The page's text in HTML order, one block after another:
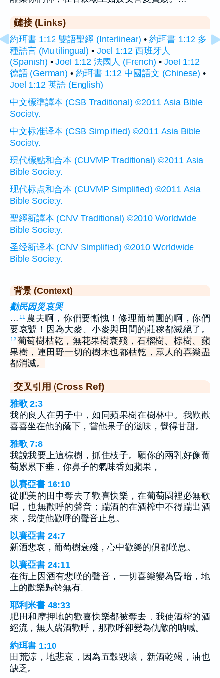
鏈接 (Links)
約珥書 1:12 雙語聖經 (Interlinear) • 約珥書 1:12 多
種語言 (Multilingual) • Joel 1:12 西班牙人
(Spanish) • Joël 1:12 法國人 (French) • Joel 1:12
德語 (German) • 約珥書 1:12 中國語文 (Chinese) •
Joel 1:12 英語 (English)
中文標準譯本 (CSB Traditional) ©2011 Asia Bible
Society.
中文标准译本 (CSB Simplified) ©2011 Asia Bible
Society.
現代標點和合本 (CUVMP Traditional) ©2011 Asia
Bible Society.
现代标点和合本 (CUVMP Simplified) ©2011 Asia
Bible Society.
聖經新譯本 (CNV Traditional) ©2010 Worldwide
Bible Society.
圣经新译本 (CNV Simplified) ©2010 Worldwide
Bible Society.
背景 (Context)
勸民因災哀哭
… 11 農夫啊，你們要慚愧！修理葡萄園的啊，你們
要哀號！因為大麥、小麥與田間的莊稼都滅絕了。
12 葡萄樹枯乾，無花果樹衰殘，石榴樹、棕樹、蘋
果樹，連田野一切的樹木也都枯乾，眾人的喜樂盡
都消滅。
交叉引用 (Cross Ref)
雅歌 2:3
我的良人在男子中，如同蘋果樹在樹林中。我歡歡
喜喜坐在他的蔭下，嘗他果子的滋味，覺得甘甜。
雅歌 7:8
我說我要上這棕樹，抓住枝子。願你的兩乳好像葡
萄累累下垂，你鼻子的氣味香如蘋果，
以賽亞書 16:10
從肥美的田中奪去了歡喜快樂，在葡萄園裡必無歌
唱，也無歡呼的聲音；踹酒的在酒榨中不得踹出酒
來，我使他歡呼的聲音止息。
以賽亞書 24:7
新酒悲哀，葡萄樹衰殘，心中歡樂的俱都嘆息。
以賽亞書 24:11
在街上因酒有悲嘆的聲音，一切喜樂變為昏暗，地
上的歡樂歸於無有。
耶利米書 48:33
肥田和摩押地的歡喜快樂都被奪去，我使酒榨的酒
絕流，無人踹酒歡呼，那歡呼卻變為仇敵的呐喊。
約珥書 1:10
田荒涼，地悲哀，因為五穀毀壞，新酒乾竭，油也
缺乏。